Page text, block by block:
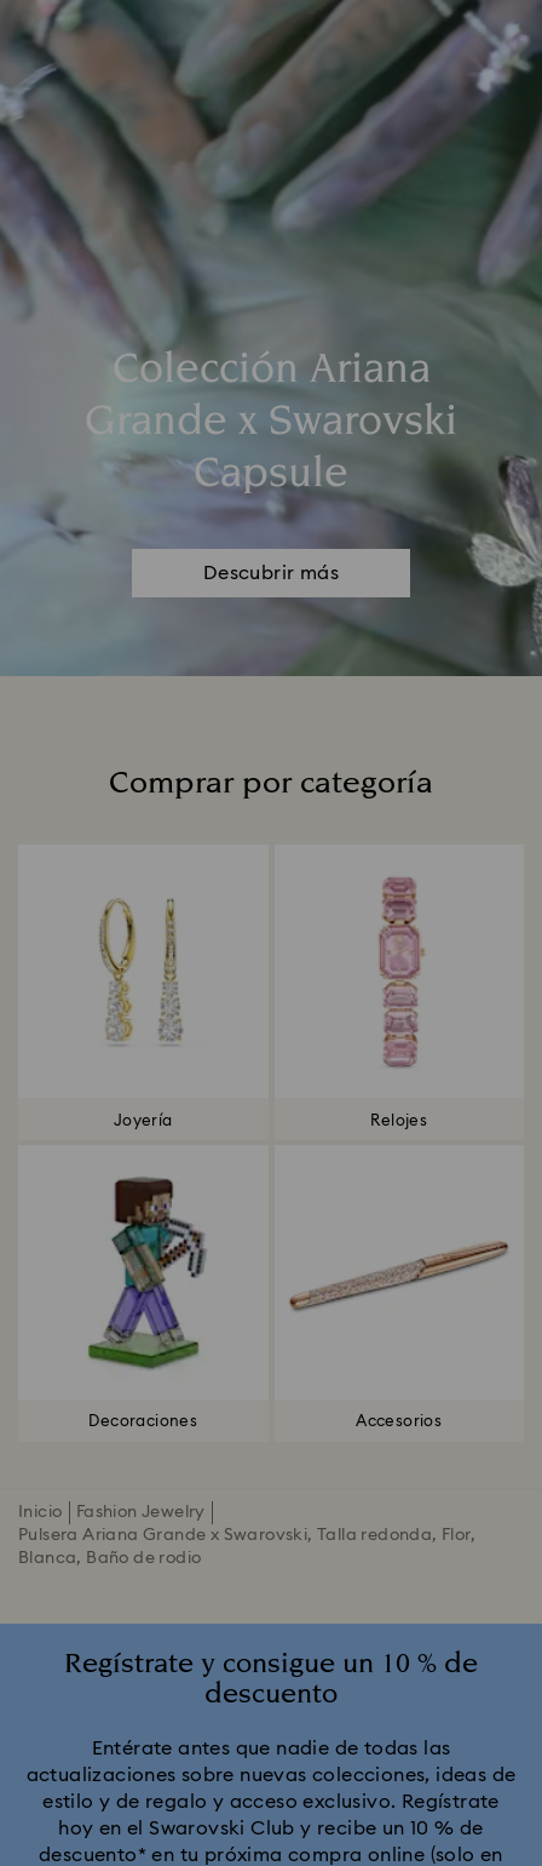
Colección Ariana
Grande x Swarovski
Capsule
Descubrir más
Comprar por categoría
Joyería Relojes
Decoraciones Accesorios
Inicio
Fashion Jewelry
Pulsera Ariana Grande x Swarovski, Talla redonda, Flor,
Blanca, Baño de rodio
Regístrate y consigue un 10 % de
descuento
Entérate antes que nadie de todas las
actualizaciones sobre nuevas colecciones, ideas de
estilo y de regalo y acceso exclusivo. Regístrate
hoy en el Swarovski Club y recibe un 10 % de
descuento* en tu próxima compra online (solo en